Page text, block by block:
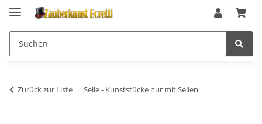
Zurück zur Liste Seile - Kunststücke nur mit Seilen